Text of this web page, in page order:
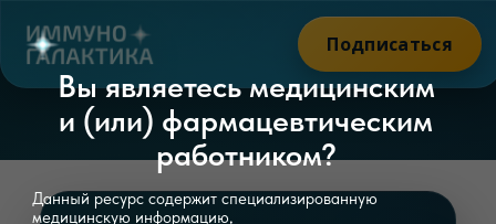
Подписаться
Вы являетесь медицинским
и (или) фармацевтическим
работником?
Данный ресурс содержит специализированную
медицинскую информацию,
предназначенную исключительно для работников
сотрудников и студентов медицинских учебных заведений.